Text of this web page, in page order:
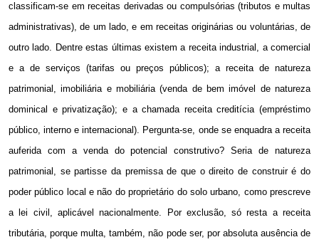
classificam-se em receitas derivadas ou compulsórias (tributos e multas
administrativas), de um lado, e em receitas originárias ou voluntárias, de
outro lado. Dentre estas últimas existem a receita industrial, a comercial
e a de serviços (tarifas ou preços públicos); a receita de natureza
patrimonial, imobiliária e mobiliária (venda de bem imóvel de natureza
dominical e privatização); e a chamada receita creditícia (empréstimo
público, interno e internacional). Pergunta-se, onde se enquadra a receita
auferida com a venda do potencial construtivo? Seria de natureza
patrimonial, se partisse da premissa de que o direito de construir é do
poder público local e não do proprietário do solo urbano, como prescreve
a lei civil, aplicável nacionalmente. Por exclusão, só resta a receita
tributária, porque multa, também, não pode ser, por absoluta ausência de